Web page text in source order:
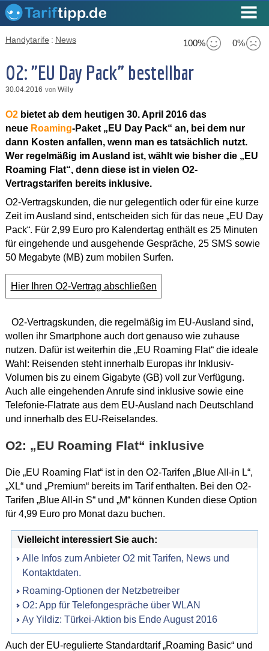
100% 0%
Handytarife : News
O2: "EU Day Pack" bestellbar
30.04.2016 von Willy
O2bietet ab dem heutigen 30. April 2016 das
neue Roaming-Paket „EU Day Pack“ an, bei dem nur
dann Kosten anfallen, wenn man es tatsächlich nutzt.
Wer regelmäßig im Ausland ist, wählt wie bisher die „EU
Roaming Flat“, denn diese ist in vielen O2-
Vertragstarifen bereits inklusive.
O2-Vertragskunden, die nur gelegentlich oder für eine kurze
Zeit im Ausland sind, entscheiden sich für das neue „EU Day
Pack“. Für 2,99 Euro pro Kalendertag enthält es 25 Minuten
für eingehende und ausgehende Gespräche, 25 SMS sowie
50 Megabyte (MB) zum mobilen Surfen.
Hier Ihren O2-Vertrag abschließen
O2-Vertragskunden, die regelmäßig im EU-Ausland sind,
wollen ihr Smartphone auch dort genauso wie zuhause
nutzen. Dafür ist weiterhin die „EU Roaming Flat“ die ideale
Wahl: Reisenden steht innerhalb Europas ihr Inklusiv-
Volumen bis zu einem Gigabyte (GB) voll zur Verfügung.
Auch alle eingehenden Anrufe sind inklusive sowie eine
Telefonie-Flatrate aus dem EU-Ausland nach Deutschland
und innerhalb des EU-Reiselandes.
O2: „EU Roaming Flat“ inklusive
Die „EU Roaming Flat“ ist in den O2-Tarifen „Blue All-in L“,
„XL“ und „Premium“ bereits im Tarif enthalten. Bei den O2-
Tarifen „Blue All-in S“ und „M“ können Kunden diese Option
für 4,99 Euro pro Monat dazu buchen.
Vielleicht interessiert Sie auch:
Alle Infos zum Anbieter O2 mit Tarifen, News und
Kontaktdaten.
Roaming-Optionen der Netzbetreiber
O2: App für Telefongespräche über WLAN
Ay Yildiz: Türkei-Aktion bis Ende August 2016
Auch der EU-regulierte Standardtarif „Roaming Basic“ und